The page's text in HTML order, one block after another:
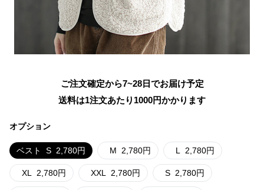
ご注文確定から7~28日でお届け予定
送料は1注文あたり 1000円かかります
オプション
ベスト S 2,780円 M 2,780円 L 2,780円
XL 2,780円 XXL 2,780円 S 2,780円